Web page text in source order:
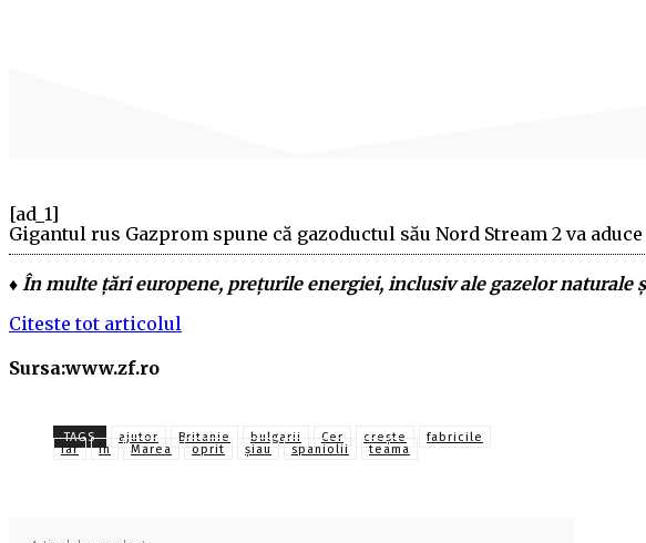
[ad_1]
Gigantul rus Gazprom spune că gazoductul său Nord Stream 2 va
♦ În multe ţări europene, preţurile energiei, inclusiv ale gazelor
Citeste tot articolul
Sursa:www.zf.ro
TAGS ajutor Britanie bulgarii Cer creşte
fabricile
iar
în Marea oprit șiau spaniolii teama